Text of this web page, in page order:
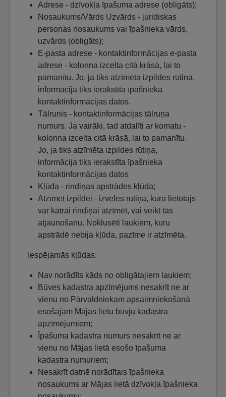
Adrese - dzīvokļa īpašuma adrese (obligāts);
Nosaukums/Vārds Uzvārds - juridiskas
personas nosaukums vai īpašnieka vārds,
uzvārds (obligāts);
E-pasta adrese - kontaktinformācijas e-pasta
adrese - kolonna izcelta citā krāsā, lai to
pamanītu. Jo, ja tiks atzīmēta izpildes rūtiņa,
informācija tiks ierakstīta īpašnieka
kontaktinformācijas datos.
Tālrunis - kontaktinformācijas tālruņa
numurs. Ja vairāki, tad atdalīti ar komatu -
kolonna izcelta citā krāsā, lai to pamanītu.
Jo, ja tiks atzīmēta izpildes rūtiņa,
informācija tiks ierakstīta īpašnieka
kontaktinformācijas datos
Kļūda - rindiņas apstrādes kļūda;
Atzīmēt izpildei - izvēles rūtiņa, kurā lietotājs
var katrai rindiņai atzīmēt, vai veikt tās
atjaunošanu. Noklusēti laukiem, kuru
apstrādē nebija kļūda, pazīme ir atzīmēta.
Iespējamās kļūdas:
Nav norādīts kāds no obligātajiem laukiem;
Būves kadastra apzīmējums nesakrīt ne ar
vienu no Pārvaldniekam apsaimniekošanā
esošajām Mājas lietu būvju kadastra
apzīmējumiem;
Īpašuma kadastra numurs nesakrīt ne ar
vienu no Mājas lietā esošo īpašuma
kadastra numuriem;
Nesakrīt datnē norādītais īpašnieka
nosaukums ar Mājas lietā dzīvokļa īpašnieka